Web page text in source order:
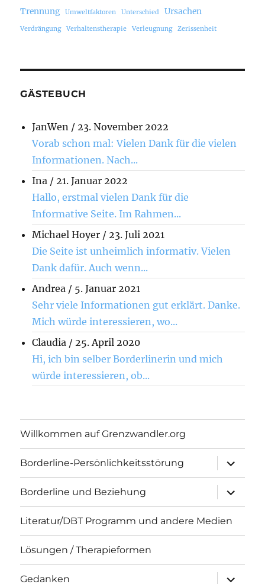
Trennung Umweltfaktoren Unterschied Ursachen
Verdrängung Verhaltenstherapie Verleugnung Zerissenheit
GÄSTEBUCH
JanWen / 23. November 2022
Vorab schon mal: Vielen Dank für die vielen
Informationen. Nach...
Ina / 21. Januar 2022
Hallo, erstmal vielen Dank für die
Informative Seite. Im Rahmen...
Michael Hoyer / 23. Juli 2021
Die Seite ist unheimlich informativ. Vielen
Dank dafür. Auch wenn...
Andrea / 5. Januar 2021
Sehr viele Informationen gut erklärt. Danke.
Mich würde interessieren, wo...
Claudia / 25. April 2020
Hi, ich bin selber Borderlinerin und mich
würde interessieren, ob...
Willkommen auf Grenzwandler.org
Borderline-Persönlichkeitsstörung
öffnen
Borderline und Beziehung
öffnen
Literatur/DBT Programm und andere Medien
Lösungen / Therapieformen
Gedanken